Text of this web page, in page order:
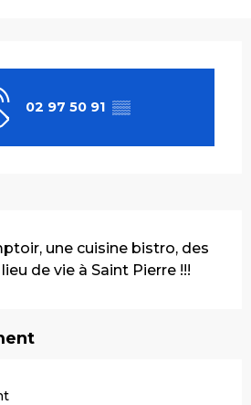
02 97 50 91 ▒▒
une cuisine bistro, des
de vie à Saint Pierre !!!